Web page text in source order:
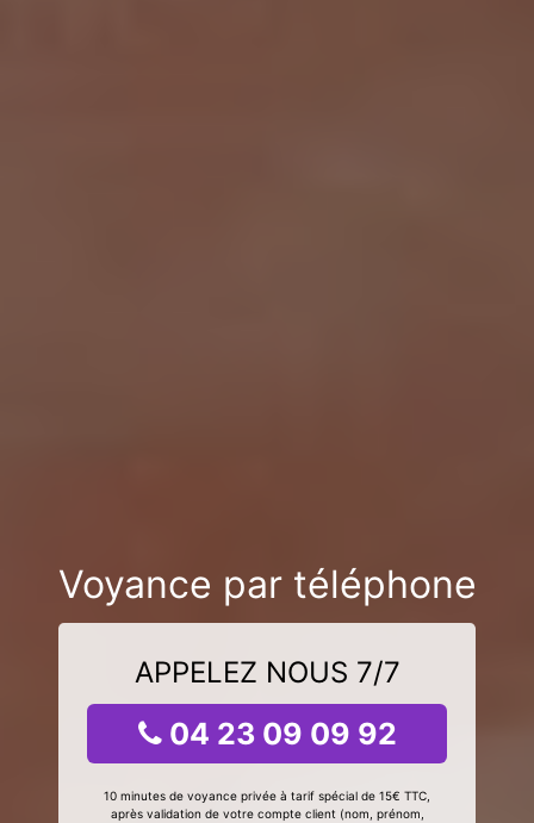
Voyance par téléphone
APPELEZ NOUS 7/7
04 23 09 09 92
10 minutes de voyance privée à tarif spécial de 15€ TTC,
après validation de votre compte client (nom, prénom,